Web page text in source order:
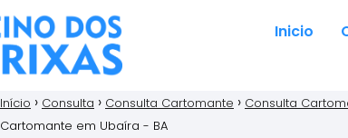
Inicio
Início Consulta Consulta Cartomante Consulta
Cartomante em Ubaíra - BA